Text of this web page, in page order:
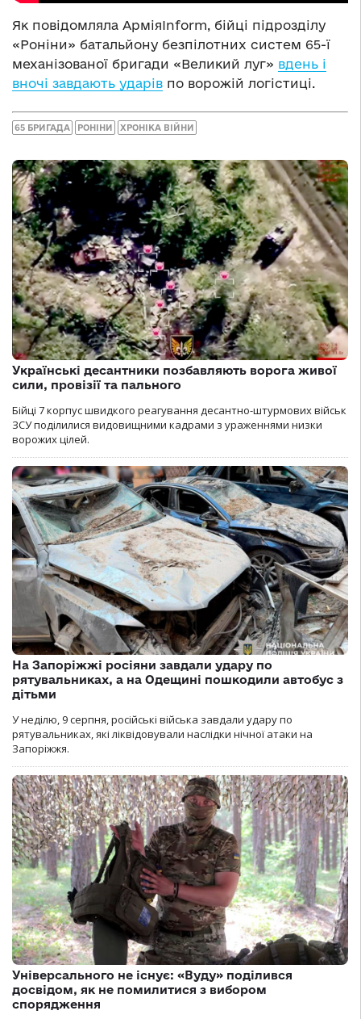
Як повідомляла АрміяInform, бійці підрозділу
«Роніни» батальйону безпілотних систем 65-ї
механізованої бригади «Великий луг» вдень і
вночі завдають ударів по ворожій логістиці.
65 БРИГАДА РОНІНИ ХРОНІКА ВІЙНИ
Українські десантники позбавляють ворога живої
сили, провізії та пального
Бійці 7 корпус швидкого реагування десантно-штурмових військ
ЗСУ поділилися видовищними кадрами з ураженнями низки
ворожих цілей.
На Запоріжжі росіяни завдали удару по
рятувальниках, а на Одещині пошкодили автобус з
дітьми
У неділю, 9 серпня, російські війська завдали удару по
рятувальниках, які ліквідовували наслідки нічної атаки на
Запоріжжя.
Універсального не існує: «Вуду» поділився
досвідом, як не помилитися з вибором
спорядження